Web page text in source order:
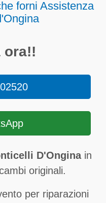
forni Assistenza
ora!!
D'Onginain
originali.
per riparazioni